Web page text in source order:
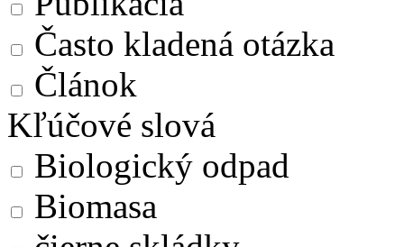
Často kladená otázka
Článok
Kľúčové slová
Biologický odpad
Biomasa